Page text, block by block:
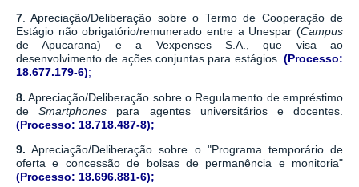
7. Apreciação/Deliberação sobre o Termo de Cooperação de
Estágio não obrigatório/remunerado entre a Unespar (Campus
de Apucarana) e a Vexpenses S.A., que visa ao
desenvolvimento de ações conjuntas para estágios. (Processo:
18.677.179-6);
8. Apreciação/Deliberação sobre o Regulamento de empréstimo
deSmartphones para agentes universitários e docentes.
(Processo: 18.718.487-8);
9. Apreciação/Deliberação sobre o "Programa temporário de
oferta e concessão de bolsas de permanência e monitoria"
(Processo: 18.696.881-6);